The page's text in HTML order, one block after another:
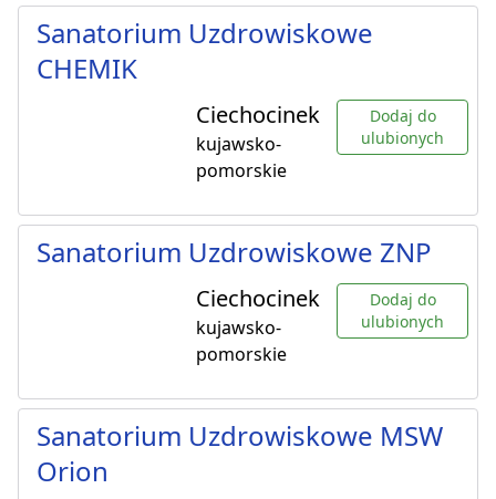
Sanatorium Uzdrowiskowe
CHEMIK
Ciechocinek
kujawsko-
pomorskie
Dodaj do
ulubionych
Sanatorium Uzdrowiskowe ZNP
Ciechocinek
kujawsko-
pomorskie
Dodaj do
ulubionych
Sanatorium Uzdrowiskowe MSW
Orion